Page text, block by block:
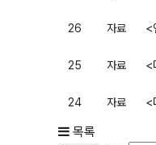
26 자료 <
25 자료 <
24 자료 <
목록